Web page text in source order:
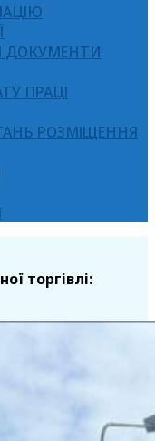
ДОКУМЕНТИ
ПРАЦІ
РОЗМІЩЕННЯ
торгівлі: